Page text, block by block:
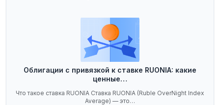
Облигации с привязкой к ставке RUONIA: какие
ценные…
Что такое ставка RUONIA Ставка RUONIA (Ruble OverNight Index
Average) — это…